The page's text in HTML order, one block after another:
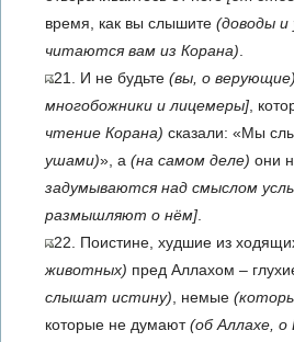
время, как вы слышите (доводы и
читаются вам из Корана)
21. И не будьте (вы, о верующие)
многобожники и лицемеры] ,
чтение Корана) сказали: «Мы
ушами)», а (на самом деле) они
задумываются над смыслом
размышляют о нём]
22. Поистине, худшие из
животных) пред Аллахом –
слышат истину) , немые
которые не думают(об Аллахе, о